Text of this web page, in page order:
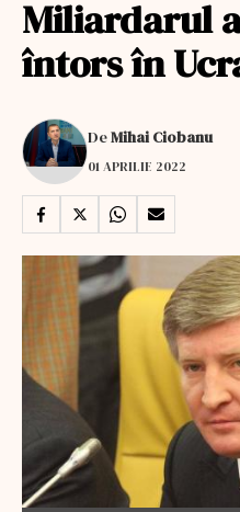
Miliardarul
întors în
DeMihai Ciobanu
01 APRILIE 2022